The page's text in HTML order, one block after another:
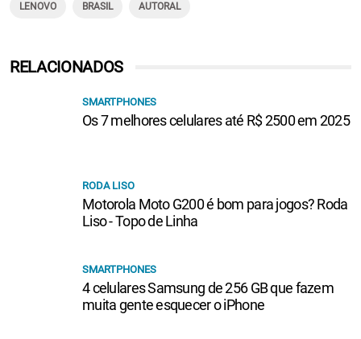
LENOVO BRASIL AUTORAL
RELACIONADOS
SMARTPHONES
Os 7 melhores celulares até R$ 2500 em 2025
RODA LISO
Motorola Moto G200 é bom para jogos? Roda
Liso - Topo de Linha
SMARTPHONES
4 celulares Samsung de 256 GB que fazem
muita gente esquecer o iPhone